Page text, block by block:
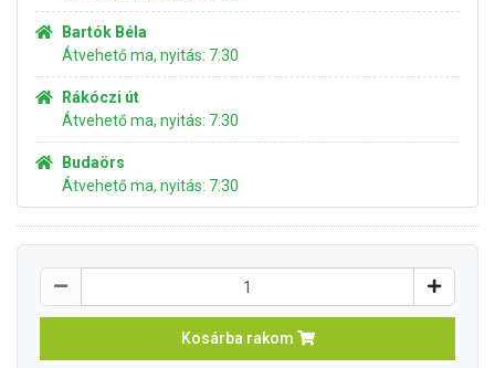
Bartók Béla
Átvehető ma, nyitás: 7:30
Rákóczi út
Átvehető ma, nyitás: 7:30
Budaörs
Átvehető ma, nyitás: 7:30
Kosárba rakom